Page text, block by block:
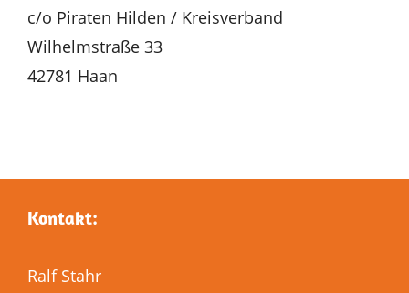
c/o Piraten Hilden / Kreisverband
Wilhelmstraße 33
42781 Haan
Kontakt:
Ralf Stahr